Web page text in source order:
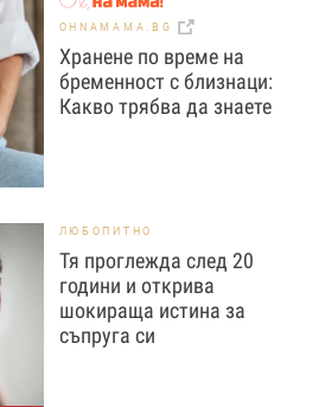
OHNAMAMA.BG
Хранене по време на
бременност с близнаци:
Какво трябва да знаете
ЛЮБОПИТНО
Тя проглежда след 20
години и открива
шокираща истина за
съпруга си